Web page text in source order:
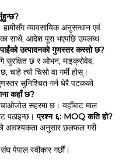
व्यावसायिक अनुसन्धान एवं
साथै, आदेश पूरा भएपछि उपलब्ध
उत्पादनको गुणस्तर कस्तो छ?
सुरक्षित छ र ओभन, माइक्रोवेव,
त्यो चिसो वा गर्मी होस्।
सुनिश्चित गर्न धेरै पटकको
कहाँ छ?
सहरमा छ। यहाँबाट माल
पठाइन्छ। प्रश्न ६: MOQ कति हो?
आवश्यकता अनुसार छलफल गरी
पेपाल स्वीकार गर्छौं।